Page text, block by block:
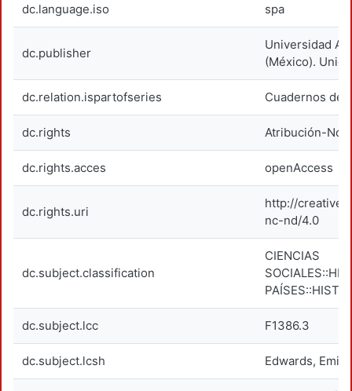
dc.language.iso spa
dc.publisher
Universidad
(México).
dc.relation.ispartofseries Cuadernos de
dc.rights Atribución-
dc.rights.acces openAccess
dc.rights.uri
http://
nc-nd/4.0
dc.subject.classification
CIENCIAS
dc.subject.lcc F1386.3
dc.subject.lcsh Edwards,